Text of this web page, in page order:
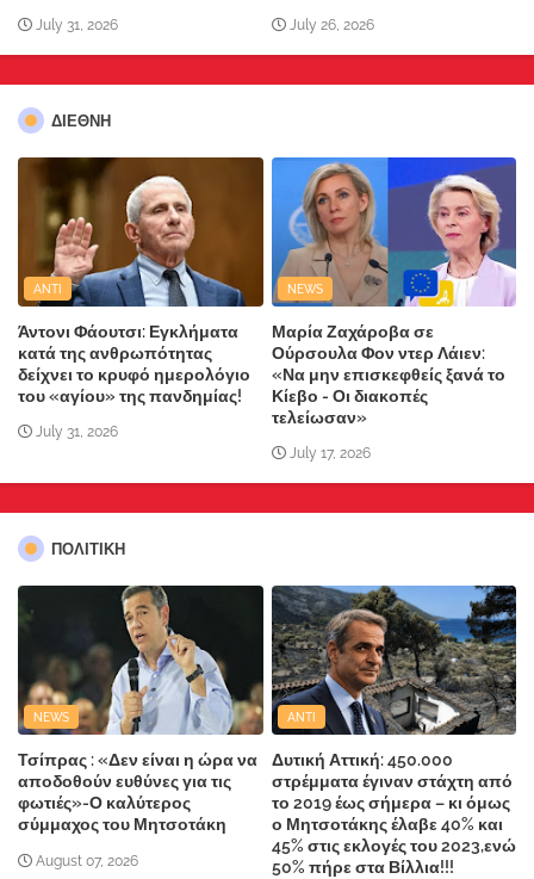
July 31, 2026 July 26, 2026
ΔΙΕΘΝΗ
ANTI
Άντονι Φάουτσι: Εγκλήματα
κατά της ανθρωπότητας
δείχνει το κρυφό ημερολόγιο
του «αγίου» της πανδημίας!
July 31, 2026
NEWS
Μαρία Ζαχάροβα σε
Ούρσουλα Φον ντερ Λάιεν:
«Να μην επισκεφθείς ξανά το
Κίεβο - Οι διακοπές
τελείωσαν»
July 17, 2026
ΠΟΛΙΤΙΚΗ
NEWS
Τσίπρας : «Δεν είναι η ώρα να
αποδοθούν ευθύνες για τις
φωτιές»-Ο καλύτερος
σύμμαχος του Μητσοτάκη
August 07, 2026
ANTI
Δυτική Αττική: 450.000
στρέμματα έγιναν στάχτη από
το 2019 έως σήμερα – κι όμως
ο Μητσοτάκης έλαβε 40% και
45% στις εκλογές του 2023,ενώ
50% πήρε στα Βίλλια!!!